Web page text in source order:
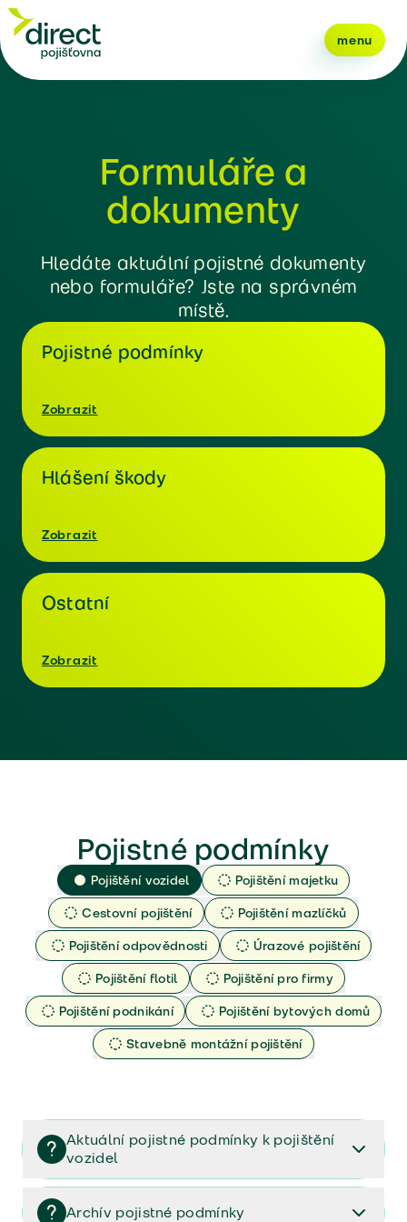
menu
Formuláře a
dokumenty
Hledáte aktuální pojistné dokumenty
nebo formuláře? Jste na správném
místě.
Pojistné podmínky
Zobrazit
Hlášení škody
Zobrazit
Ostatní
Zobrazit
Pojistné podmínky
Pojištění vozidel
Pojištění majetku
Cestovní pojištění
Pojištění mazlíčků
Pojištění odpovědnosti
Úrazové pojištění
Pojištění flotil
Pojištění pro firmy
Pojištění podnikání
Pojištění bytových domů
Stavebně montážní pojištění
Aktuální pojistné podmínky k pojištění
vozidel
Pojištění vozidel/Pojistné podmínky a vše důležité ke
smlouvě (PDF)
Archív pojistné podmínky